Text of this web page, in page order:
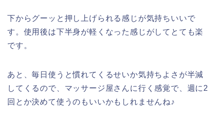
下からグーッと押し上げられる感じが気持ちいいで
す。使用後は下半身が軽くなった感じがしてとても楽
です。
あと、毎日使うと慣れてくるせいか気持ちよさが半減
してくるので、マッサージ屋さんに行く感覚で、週に2
回とか決めて使うのもいいかもしれませんね♪